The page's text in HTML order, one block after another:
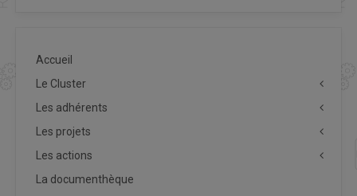
Accueil
Le Cluster
Les adhérents
Les projets
Les actions
La documenthèque